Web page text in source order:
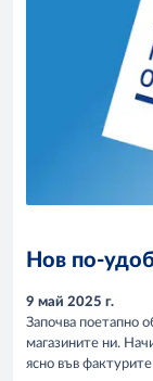
Нов по-
9 май 2025 г.
Започва поетапно
магазините ни.
ясно във